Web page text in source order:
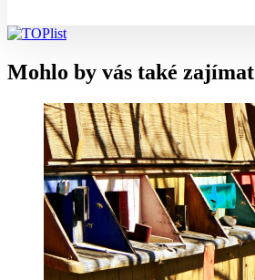
Mohlo by vás také zajímat